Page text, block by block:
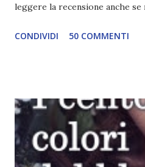
leggere la recensione anche
Green sono state delle letture
potete capire le mie
la ce avesse deciso di
probabilmente lo avrei
molto introduttivo, nel senso
CONDIVIDI 50 COMMENTI